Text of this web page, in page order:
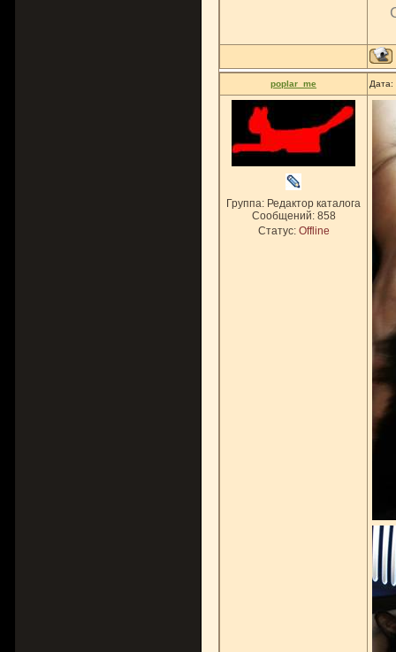
poplar_me
Группа: Редактор каталога
Сообщений: 858
Статус: Offline